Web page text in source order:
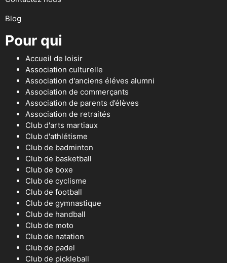
Blog
Pour qui
Accueil de loisir
Association culturelle
Association d'anciens éléves alumni
Association de commerçants
Association de parents d’élèves
Association de retraités
Club d'arts martiaux
Club d'athlétisme
Club de badminton
Club de basketball
Club de boxe
Club de cyclisme
Club de football
Club de gymnastique
Club de handball
Club de moto
Club de natation
Club de padel
Club de pickleball